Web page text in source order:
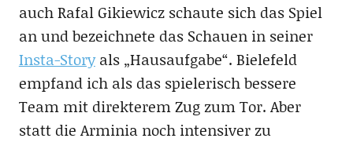
auch Rafal Gikiewicz schaute sich das Spiel
an und bezeichnete das Schauen in seiner
Insta-Storyals „Hausaufgabe“. Bielefeld
empfand ich als das spielerisch bessere
Team mit direkterem Zug zum Tor. Aber
statt die Arminia noch intensiver zu